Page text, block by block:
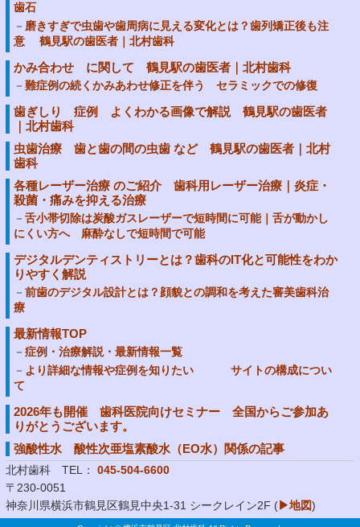
歯石
磨きすぎで虫歯や歯周病に見える変化とは？歯列矯正後も注
意 鶴見駅の歯医者｜北村歯科
かみ合わせ に関して 鶴見駅の歯医者｜北村歯科
難症例の続くかみあわせ修正を伴う セラミックでの修復
歯ぎしり 症例 よくわかる画像で解説 鶴見駅の歯医者
｜北村歯科
虫歯治療 歯と歯の間の虫歯 など 鶴見駅の歯医者｜北村
歯科
各種レーザー治療 のご紹介 歯科用レーザー治療｜炎症・
殺菌・痛みを抑える治療
舌小帯切除は炭酸ガスレーザーで短時間に可能｜舌が動かし
にくい方へ 麻酔なしで短時間で可能
デジタルデンティストリーとは？歯科のIT化と可能性をわか
りやすく解説
前歯のデジタル設計とは？顔貌との調和を考えた審美歯科治
療
最新情報TOP
症例・治療解説・最新情報一覧
より詳細な情報や症例を知りたい サイトの構成につい
て
2026年も開催 歯科医院向けセミナー 全国からご参加あ
りがとうございます。
強酸性水 酸性次亜塩素酸水（EO水）関係の記事
北村歯科 TEL：
045-504-6600
〒230-0051
神奈川県横浜市鶴見区鶴見中央1-31 シークレイン2F (▶地図)